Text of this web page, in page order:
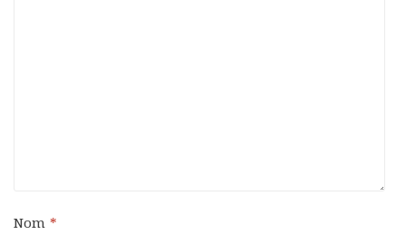
Nom *